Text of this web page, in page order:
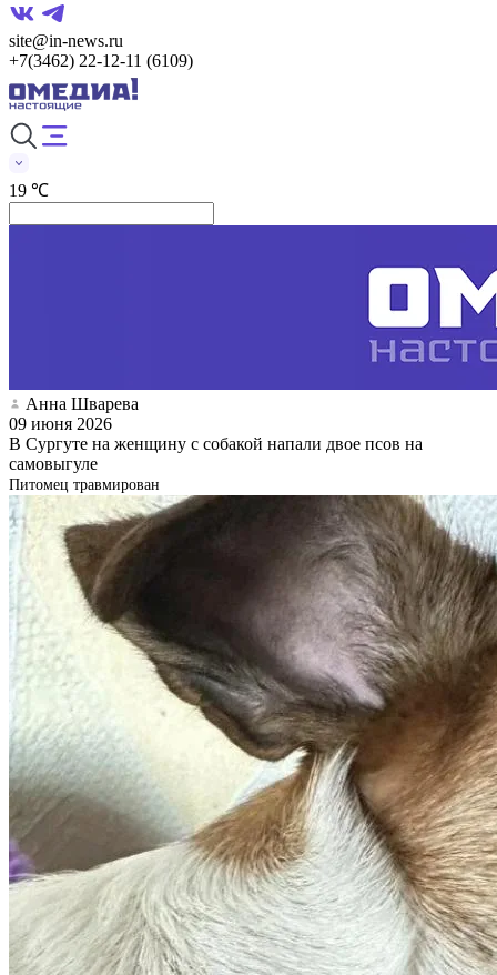
site@in-news.ru
+7(3462) 22-12-11 (6109)
19 ℃
Анна Шварева
09 июня 2026
В Сургуте на женщину с собакой напали двое псов на
самовыгуле
Питомец травмирован